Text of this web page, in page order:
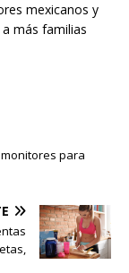
mexicanos y
más familias
para